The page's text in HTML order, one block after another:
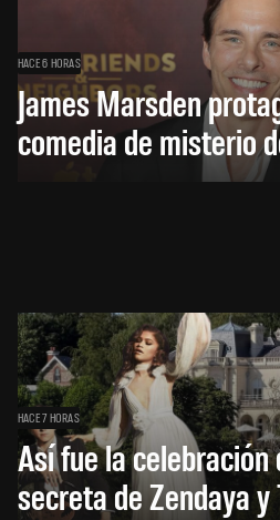
HACE 6 HORAS
James Marsden
comedia de misterio
HACE 7 HORAS
Así fue la celebración
secreta de Zendaya y